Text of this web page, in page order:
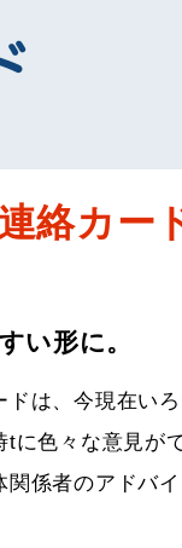
絡カー
い形に。
は、今現在い
tに色々な意見が
係者のアドバイ